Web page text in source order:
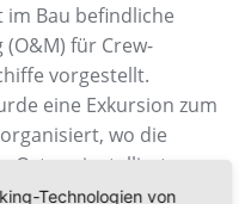
Bau befindliche
für Crew-
vorgestellt.
eine Exkursion zum
wo die
installierten
Im Anschluss fand
Technologien von